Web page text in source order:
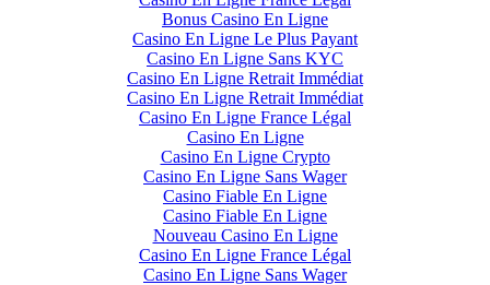
Bonus Casino En Ligne
Casino En Ligne Le Plus Payant
Casino En Ligne Sans KYC
Casino En Ligne Retrait Immédiat
Casino En Ligne Retrait Immédiat
Casino En Ligne France Légal
Casino En Ligne
Casino En Ligne Crypto
Casino En Ligne Sans Wager
Casino Fiable En Ligne
Casino Fiable En Ligne
Nouveau Casino En Ligne
Casino En Ligne France Légal
Casino En Ligne Sans Wager